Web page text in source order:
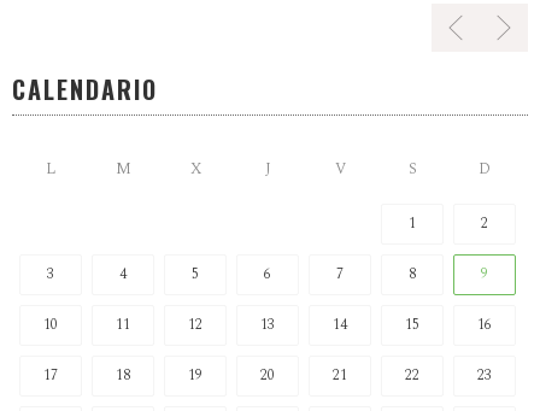
CALENDARIO
L M X J V S D
1 2
3 4 5 6 7 8 9
10 11 12 13 14 15 16
17 18 19 20 21 22 23